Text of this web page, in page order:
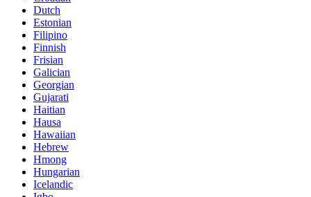
Dutch
Estonian
Filipino
Finnish
Frisian
Galician
Georgian
Gujarati
Haitian
Hausa
Hawaiian
Hebrew
Hmong
Hungarian
Icelandic